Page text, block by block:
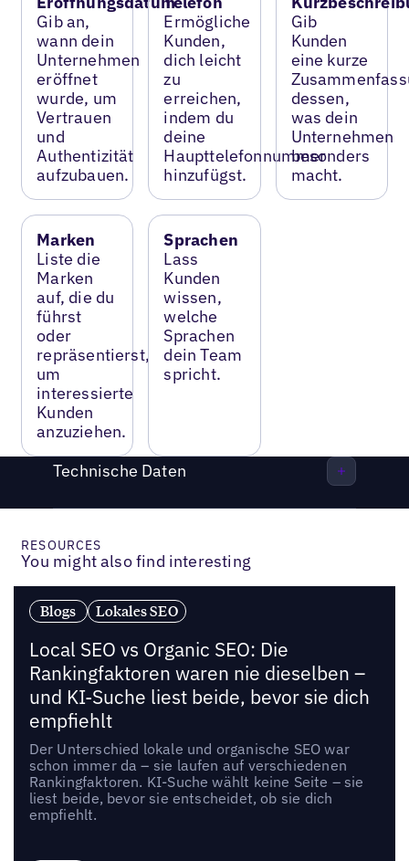
Gib an,
wann dein
Unternehmen
eröffnet
wurde, um
Vertrauen
und
Authentizität
aufzubauen.
Ermögliche
Kunden,
dich leicht
zu
erreichen,
indem du
deine
Haupttelefonnummer
hinzufügst.
Gib
Kunden
eine kurze
dessen,
was dein
Unternehmen
besonders
macht.
Marken
Liste die
Marken
auf, die du
führst
oder
repräsentierst,
um
interessierte
Kunden
anzuziehen.
Sprachen
Lass
Kunden
wissen,
welche
Sprachen
dein Team
spricht.
Technische Daten
RESOURCES
You might also find interesting
Blogs Lokales SEO
Local SEO vs Organic SEO: Die
Rankingfaktoren waren nie dieselben –
und KI-Suche liest beide, bevor sie dich
empfiehlt
Der Unterschied lokale und organische SEO war
schon immer da – sie laufen auf verschiedenen
Rankingfaktoren. KI-Suche wählt keine Seite – sie
liest beide, bevor sie entscheidet, ob sie dich
empfiehlt.